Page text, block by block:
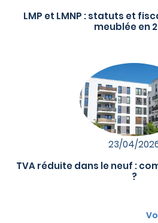
LMP et LMNP : statuts et
meublée en
23/04/
TVA réduite dans le neuf :
?